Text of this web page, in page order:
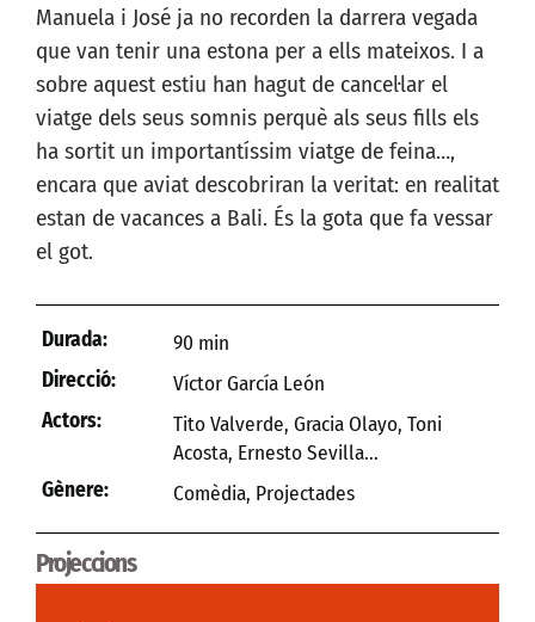
Manuela i José ja no recorden la darrera vegada
que van tenir una estona per a ells mateixos. I a
sobre aquest estiu han hagut de cancel·lar el
viatge dels seus somnis perquè als seus fills els
ha sortit un importantíssim viatge de feina…,
encara que aviat descobriran la veritat: en realitat
estan de vacances a Bali. És la gota que fa vessar
el got.
Durada:
90 min
Direcció:
Víctor García León
Actors:
Tito Valverde, Gracia Olayo, Toni
Acosta, Ernesto Sevilla...
Gènere:
Comèdia, Projectades
Projeccions